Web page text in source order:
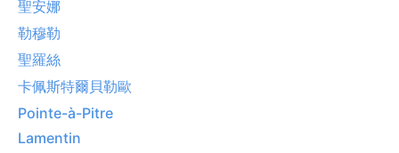
聖安娜
勒穆勒
聖羅絲
卡佩斯特爾貝勒歐
Pointe-à-Pitre
Lamentin